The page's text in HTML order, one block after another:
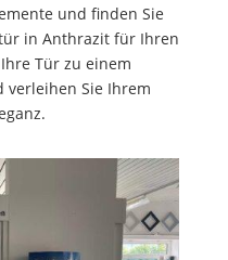
und finden Sie
in Anthrazit für Ihren
Tür zu einem
verleihen Sie Ihrem